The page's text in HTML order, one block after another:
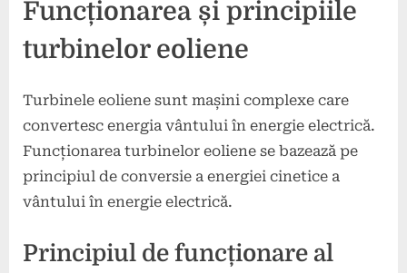
Funcționarea și principiile
turbinelor eoliene
Turbinele eoliene sunt mașini complexe care
convertesc energia vântului în energie electrică.
Funcționarea turbinelor eoliene se bazează pe
principiul de conversie a energiei cinetice a
vântului în energie electrică.
Principiul de funcționare al